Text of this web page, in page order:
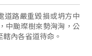
道路嚴重毀損或坍方中
中颱璨樹來勢洶洶，公
內各省道待命。